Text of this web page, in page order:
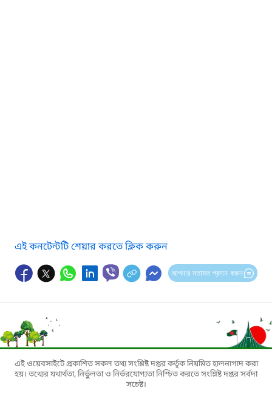
এই কনটেন্টটি শেয়ার করতে ক্লিক করুন
আপনার মতামত প্রদান করুন
এই ওয়েবসাইটে প্রকাশিত সকল তথ্য সংশ্লিষ্ট দপ্তর কর্তৃক নিয়মিত হালনাগাদ করা
হয়। তথ্যের যথার্থতা, নির্ভুলতা ও নির্ভরযোগ্যতা নিশ্চিত করতে সংশ্লিষ্ট দপ্তর সর্বদা
সচেষ্ট।